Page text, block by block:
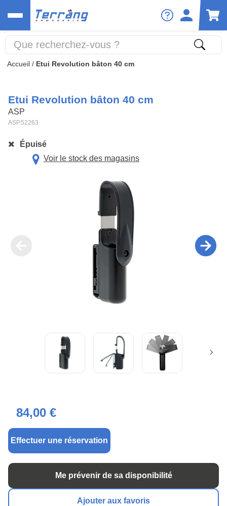
Accueil / Etui Revolution bâton 40 cm
Etui Revolution bâton 40 cm
ASP
ASP.52263
Épuisé
Voir le stock des magasins
84,00 €
Effectuer une réservation
Me prévenir de sa disponibilité
Ajouter aux favoris